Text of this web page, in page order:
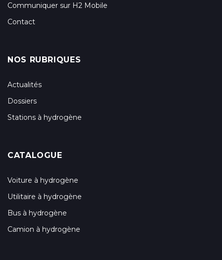
Communiquer sur H2 Mobile
Contact
NOS RUBRIQUES
Actualités
Dossiers
Stations à hydrogène
CATALOGUE
Voiture à hydrogène
Utilitaire à hydrogène
Bus à hydrogène
Camion à hydrogène